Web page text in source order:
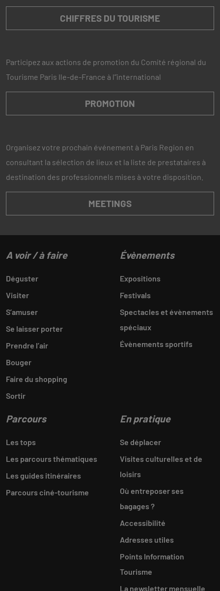
CHIFFRES DU TOURISME
Participez aux actions de promotion du Comité régional du
Tourisme Paris Ile-de-France à l”international
PROMOTION
Organisez votre prochain événement à Paris Region en
consultant la sélection de lieux et la liste de prestataires à
destination des professionnels mises à votre disposition.
MEETINGS
A voir / à faire
Déguster
Visiter
S’amuser
Se laisser porter
Prendre l’air
Bouger
Faire du shopping
Sortir
Évènements
Expositions
Festivals
Spectacles et évènements
spéciaux
Évènements sportifs
Parcours
Les tops
Les parcours thématiques
Les guides itinéraires
Parcours ciné-tourisme
En pratique
Se déplacer
Visites culturelles et de
loisirs
Où entreposer ses
bagages ?
Accessibilité
Adresses utiles
Points Information
Tourisme
La newsletter mensuelle